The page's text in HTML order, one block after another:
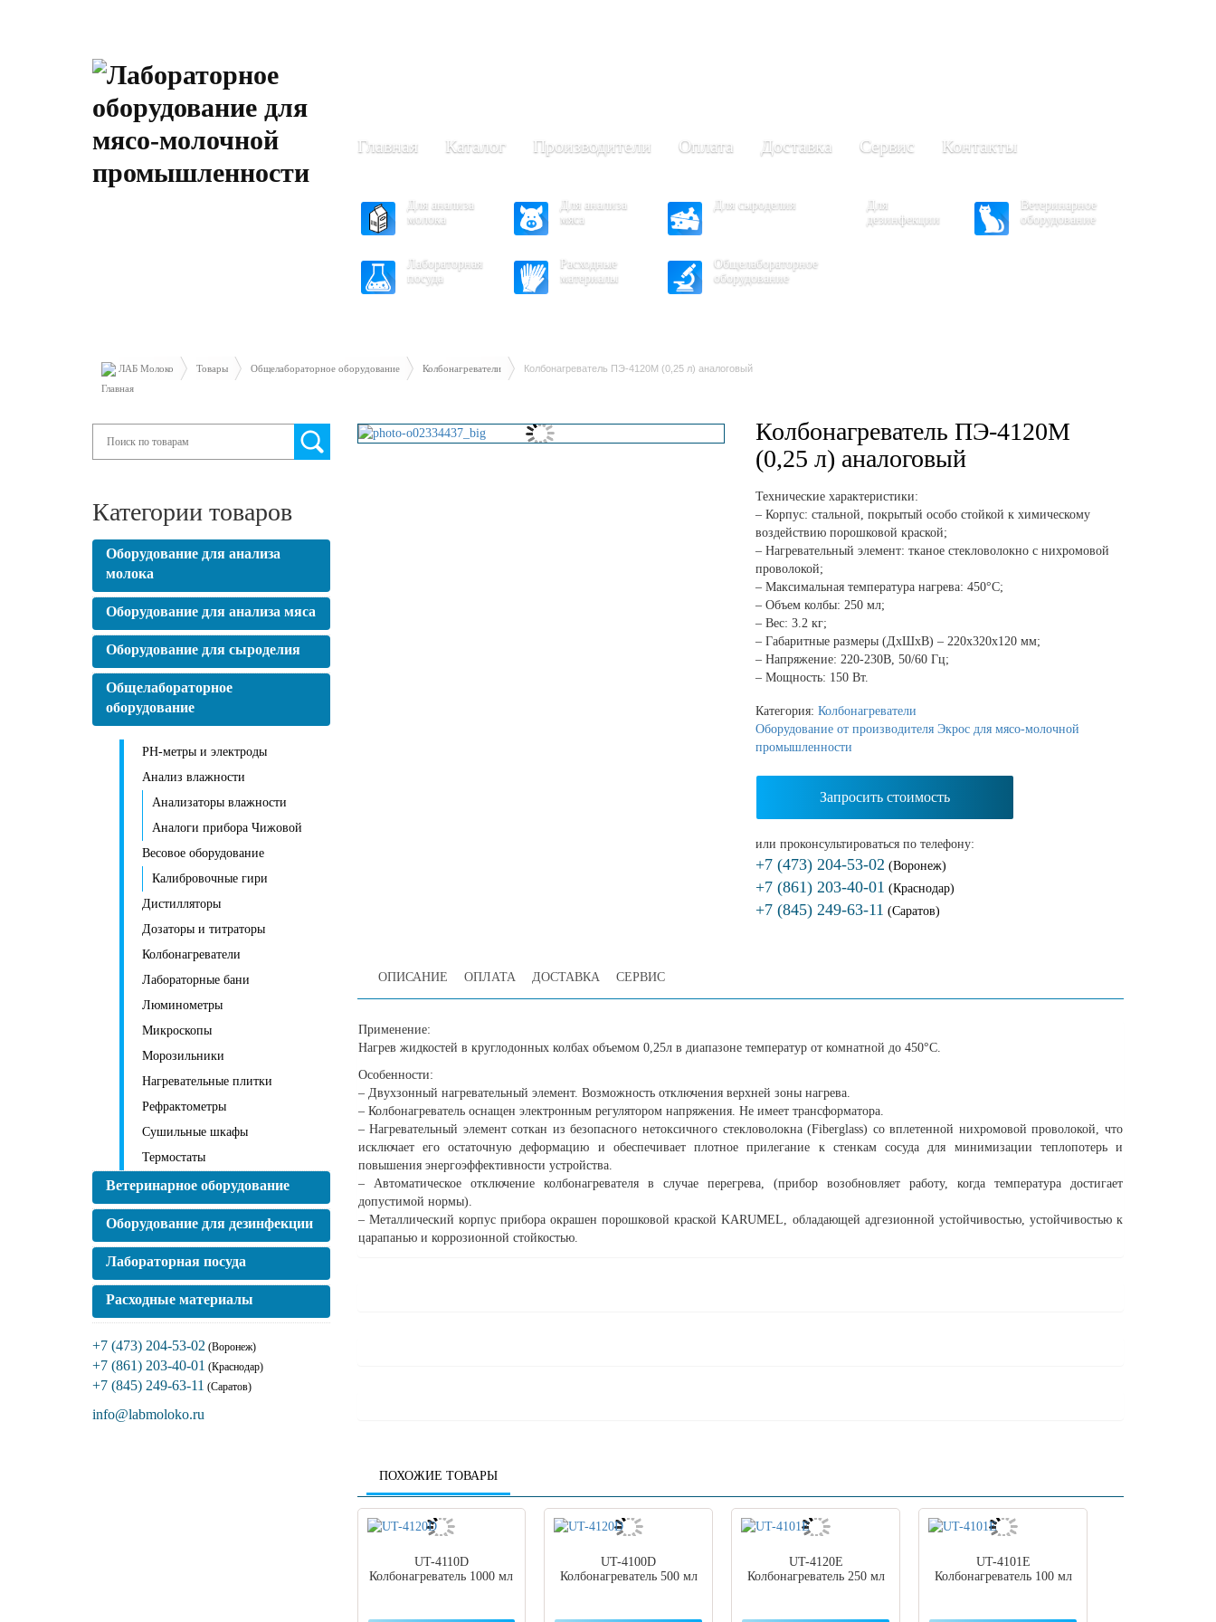
Главная Каталог Производители Оплата Доставка Сервис Контакты
Для анализа
молока
Для анализа
мяса
Для сыроделия
Для
дезинфекции
Ветеринарное
оборудование
Лабораторная
посуда
Расходные
материалы
Общелабораторное
оборудование
ЛАБ Молоко Товары Общелабораторное оборудование Колбонагреватели Колбонагреватель ПЭ-4120М (0,25 л) аналоговый
Колбонагреватель ПЭ-4120М
(0,25 л) аналоговый
Технические характеристики:
– Корпус: стальной, покрытый особо стойкой к химическому
воздействию порошковой краской;
– Нагревательный элемент: тканое стекловолокно с нихромовой
проволокой;
– Максимальная температура нагрева: 450°С;
– Объем колбы: 250 мл;
– Вес: 3.2 кг;
– Габаритные размеры (ДхШхВ) – 220х320х120 мм;
– Напряжение: 220-230В, 50/60 Гц;
– Мощность: 150 Вт.
Категория:Колбонагреватели
Оборудование от производителя Экрос для мясо-молочной
промышленности
Запросить стоимость
или проконсультироваться по телефону:
+7 (473) 204-53-02 (Воронеж)
+7 (861) 203-40-01 (Краснодар)
+7 (845) 249-63-11 (Саратов)
ОПИСАНИЕ ОПЛАТА ДОСТАВКА СЕРВИС
Применение:
Нагрев жидкостей в круглодонных колбах объемом 0,25л в диапазоне температур от комнатной до 450°С.
Особенности:
– Двухзонный нагревательный элемент. Возможность отключения верхней зоны нагрева.
– Колбонагреватель оснащен электронным регулятором напряжения. Не имеет трансформатора.
– Нагревательный элемент соткан из безопасного нетоксичного стекловолокна (Fiberglass) со вплетенной нихромовой проволокой, что
исключает его остаточную деформацию и обеспечивает плотное прилегание к стенкам сосуда для минимизации теплопотерь и
повышения энергоэффективности устройства.
– Автоматическое отключение колбонагревателя в случае перегрева, (прибор возобновляет работу, когда температура достигает
допустимой нормы).
– Металлический корпус прибора окрашен порошковой краской KARUMEL, обладающей адгезионной устойчивостью, устойчивостью к
царапанью и коррозионной стойкостью.
ПОХОЖИЕ ТОВАРЫ
UT-4110D
Колбонагреватель 1000 мл
UT-4100D
Колбонагреватель 500 мл
UT-4120E
Колбонагреватель 250 мл
UT-4101E
Колбонагреватель 100 мл
Категории товаров
Оборудование для анализа
молока
Оборудование для анализа мяса
Оборудование для сыроделия
Общелабораторное
оборудование
PH-метры и электроды
Анализ влажности
Анализаторы влажности
Аналоги прибора Чижовой
Весовое оборудование
Калибровочные гири
Дистилляторы
Дозаторы и титраторы
Колбонагреватели
Лабораторные бани
Люминометры
Микроскопы
Морозильники
Нагревательные плитки
Рефрактометры
Сушильные шкафы
Термостаты
Ветеринарное оборудование
Оборудование для дезинфекции
Лабораторная посуда
Расходные материалы
+7 (473) 204-53-02 (Воронеж)
+7 (861) 203-40-01 (Краснодар)
+7 (845) 249-63-11 (Саратов)
info@labmoloko.ru